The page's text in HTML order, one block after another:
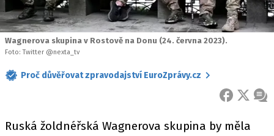
Wagnerova skupina v Rostově na Donu (24. června 2023).
Foto: Twitter @nexta_tv
Proč důvěřovat zpravodajství EuroZprávy.cz
FACEBOOK
X
Ruská žoldnéřská Wagnerova skupina by měla